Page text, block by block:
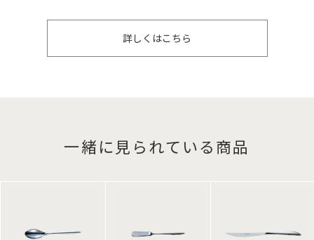
詳しくはこちら
一緒に見られている商品